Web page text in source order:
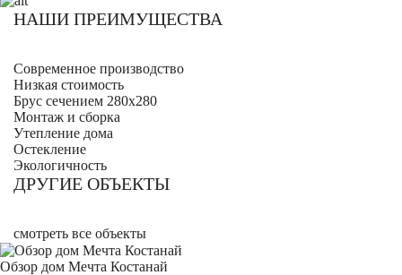
НАШИ ПРЕИМУЩЕСТВА
Современное производство
Низкая стоимость
Брус сечением 280х280
Монтаж и сборка
Утепление дома
Остекление
Экологичность
ДРУГИЕ ОБЪЕКТЫ
смотреть все объекты
Обзор дом Мечта Костанай